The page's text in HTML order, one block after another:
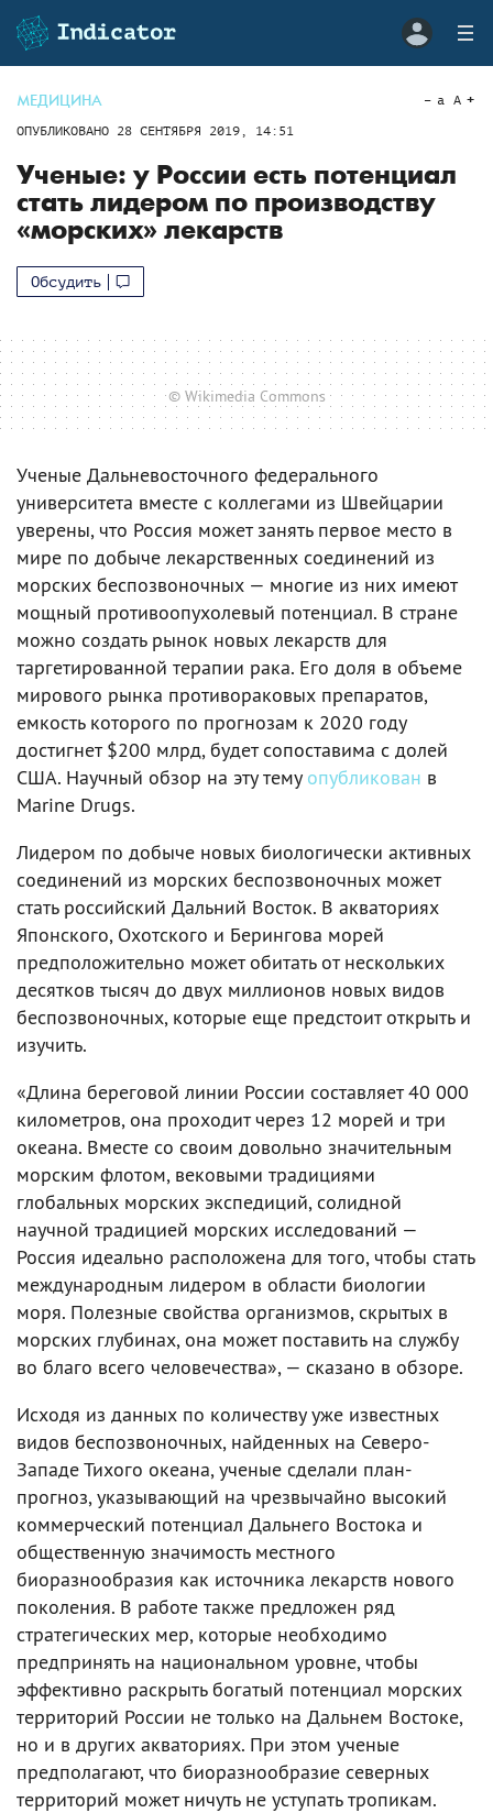
МЕДИЦИНА
ОПУБЛИКОВАНО 28 СЕНТЯБРЯ 2019, 14:51
a A
Ученые: у России есть потенциал
стать лидером по производству
«морских» лекарств
Обсудить
© Wikimedia Commons
Ученые Дальневосточного федерального
университета вместе с коллегами из Швейцарии
уверены, что Россия может занять первое место в
мире по добыче лекарственных соединений из
морских беспозвоночных — многие из них имеют
мощный противоопухолевый потенциал. В стране
можно создать рынок новых лекарств для
таргетированной терапии рака. Его доля в объеме
мирового рынка противораковых препаратов,
емкость которого по прогнозам к 2020 году
достигнет $200 млрд, будет сопоставима с долей
США. Научный обзор на эту тему опубликован в
Marine Drugs.
Лидером по добыче новых биологически активных
соединений из морских беспозвоночных может
стать российский Дальний Восток. В акваториях
Японского, Охотского и Берингова морей
предположительно может обитать от нескольких
десятков тысяч до двух миллионов новых видов
беспозвоночных, которые еще предстоит открыть и
изучить.
«Длина береговой линии России составляет 40 000
километров, она проходит через 12 морей и три
океана. Вместе со своим довольно значительным
морским флотом, вековыми традициями
глобальных морских экспедиций, солидной
научной традицией морских исследований —
Россия идеально расположена для того, чтобы стать
международным лидером в области биологии
моря. Полезные свойства организмов, скрытых в
морских глубинах, она может поставить на службу
во благо всего человечества», — сказано в обзоре.
Исходя из данных по количеству уже известных
видов беспозвоночных, найденных на Северо-
Западе Тихого океана, ученые сделали план-
прогноз, указывающий на чрезвычайно высокий
коммерческий потенциал Дальнего Востока и
общественную значимость местного
биоразнообразия как источника лекарств нового
поколения. В работе также предложен ряд
стратегических мер, которые необходимо
предпринять на национальном уровне, чтобы
эффективно раскрыть богатый потенциал морских
территорий России не только на Дальнем Востоке,
но и в других акваториях. При этом ученые
предполагают, что биоразнообразие северных
территорий может ничуть не уступать тропикам.